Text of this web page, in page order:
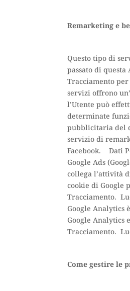
Remarketing e
Questo tipo di
passato di
Tracciamento
servizi offrono
l’Utente può
determinate
pubblicitaria del
servizio di
Facebook. Dati
Google Ads
collega l’attività
cookie di
Tracciamento.
Google
Google
Tracciamento.
Come gestire le